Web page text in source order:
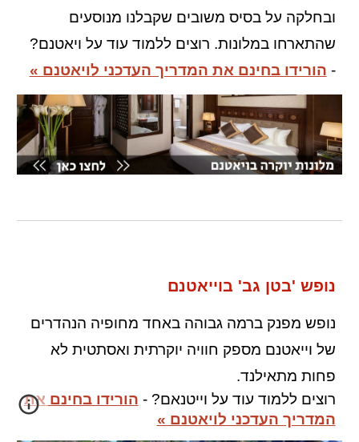
ובחלקה על בסיס משובים שקבלנו מנוסעים
שהתארחו במלונות. רוצים ללמוד עוד על ויאטנם?
- הורידו בחינם את המדריך העדכני לויאטנם »
נופש 'בטן גב' בוייאטנם
נופש מפנק ברמה גבוהה באחד מחופיה הנהדרים
של וייאטנם מספק חוויה יוקרתית ואסתטית לא
פחות מתאילנד.
רוצים ללמוד עוד על וייטנאם? - הורידו בחינם את
המדריך העדכני לויאטנם »